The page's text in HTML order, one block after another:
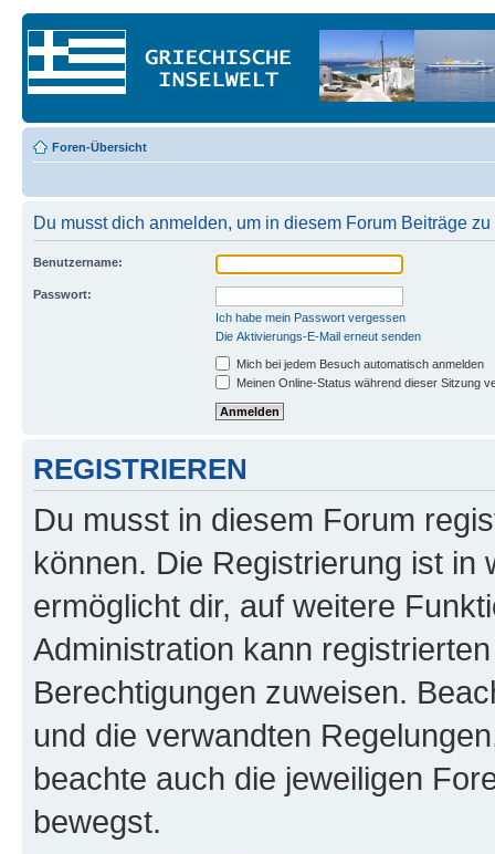
Foren-Übersicht
Du musst dich anmelden, um in diesem Forum Beiträge
Benutzername:
Passwort:
Ich habe mein Passwort vergessen
Die Aktivierungs-E-Mail erneut senden
Mich bei jedem Besuch automatisch anmelden
Meinen Online-Status während dieser Sitzung
REGISTRIEREN
Du musst in diesem Forum
können. Die Registrierung ist in
ermöglicht dir, auf weitere
Administration kann
Berechtigungen zuweisen.
und die verwandten
beachte auch die jeweiligen
bewegst.